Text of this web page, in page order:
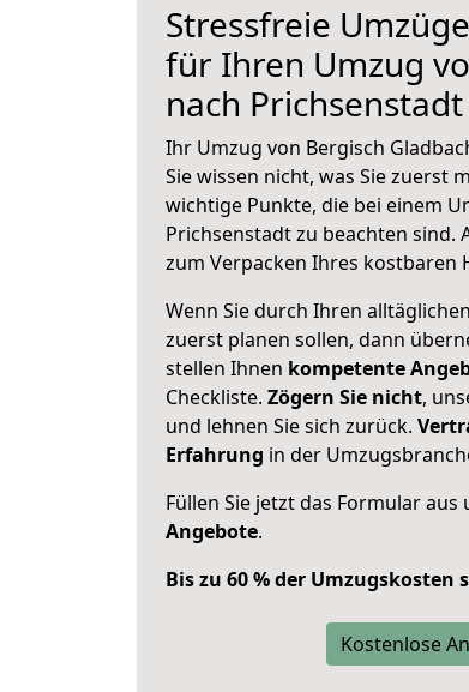
Stressfreie
für Ihren Umzug
nach Prichsenstadt
Ihr Umzug von Bergisch
Sie wissen nicht, was Sie zuerst
wichtige Punkte, die bei einem
Prichsenstadt zu beachten sind.
zum Verpacken Ihres kostbaren
Wenn Sie durch Ihren
zuerst planen sollen, dann
stellen Ihnen kompetente
Checkliste. Zögern Sie nicht,
und lehnen Sie sich zurück.
Erfahrung in der
Füllen Sie jetzt das Formular aus
Angebote.
Bis zu 60 % der Umzugskosten
Kostenlose